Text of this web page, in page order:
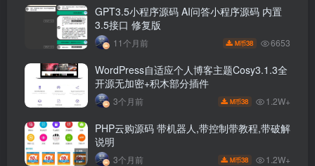
GPT3.5小程序源码 AI问答小程序源码 内置
3.5接口 修复版
11个月前 M币38 6653
WordPress自适应个人博客主题Cosy3.1.3全
开源无加密+积木部分插件
3个月前 M币38 1.2W+
PHP云购源码 带机器人,带控制带教程,带破解
说明
3个月前 M币38 1.2W+